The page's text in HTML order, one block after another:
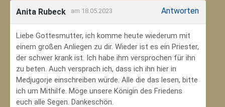
Anita Rubeck am 18.05.2023 Antworten
Liebe Gottesmutter, ich komme heute wiederum mit
einem großen Anliegen zu dir. Wieder ist es ein Priester,
der schwer krank ist. Ich habe ihm versprochen für ihn
zu beten. Auch versprach ich, dass ich ihn hier in
Medjugorje einschreiben würde. Alle die das lesen, bitte
ich um Mithilfe. Möge unsere Königin des Friedens
euch alle Segen. Dankeschön.